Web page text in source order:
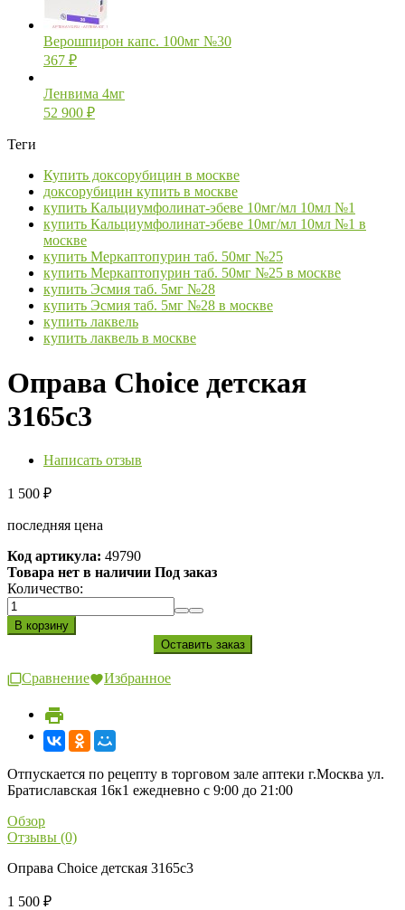
Верошпирон капс. 100мг №30
367 ₽
Ленвима 4мг
52 900 ₽
Теги
Купить доксорубицин в москве
доксорубицин купить в москве
купить Кальциумфолинат-эбеве 10мг/мл 10мл №1
купить Кальциумфолинат-эбеве 10мг/мл 10мл №1 в
москве
купить Меркаптопурин таб. 50мг №25
купить Меркаптопурин таб. 50мг №25 в москве
купить Эсмия таб. 5мг №28
купить Эсмия таб. 5мг №28 в москве
купить лаквель
купить лаквель в москве
Оправа Choice детская
3165с3
Написать отзыв
1 500 ₽
последняя цена
Код артикула: 49790
Товара нет в наличии Под заказ
Количество:
Сравнение Избранное
Отпускается по рецепту в торговом зале аптеки г.Москва ул.
Братиславская 16к1 ежедневно с 9:00 до 21:00
Обзор
Отзывы (0)
Оправа Choice детская 3165с3
1 500 ₽